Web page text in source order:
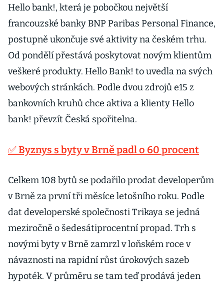
Hello bank!, která je pobočkou největší
francouzské banky BNP Paribas Personal Finance,
postupně ukončuje své aktivity na českém trhu.
Od pondělí přestává poskytovat novým klientům
veškeré produkty. Hello Bank! to uvedla na svých
webových stránkách. Podle dvou zdrojů e15 z
bankovních kruhů chce aktiva a klienty Hello
bank! převzít Česká spořitelna.
✅ Byznys s byty v Brně padl o 60 procent
Celkem 108 bytů se podařilo prodat developerům
v Brně za první tři měsíce letošního roku. Podle
dat developerské společnosti Trikaya se jedná
meziročně o šedesátiprocentní propad. Trh s
novými byty v Brně zamrzl v loňském roce v
návaznosti na rapidní růst úrokových sazeb
hypoték. V průměru se tam teď prodává jeden